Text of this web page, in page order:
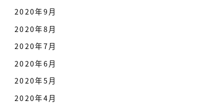
2020年9月
2020年8月
2020年7月
2020年6月
2020年5月
2020年4月